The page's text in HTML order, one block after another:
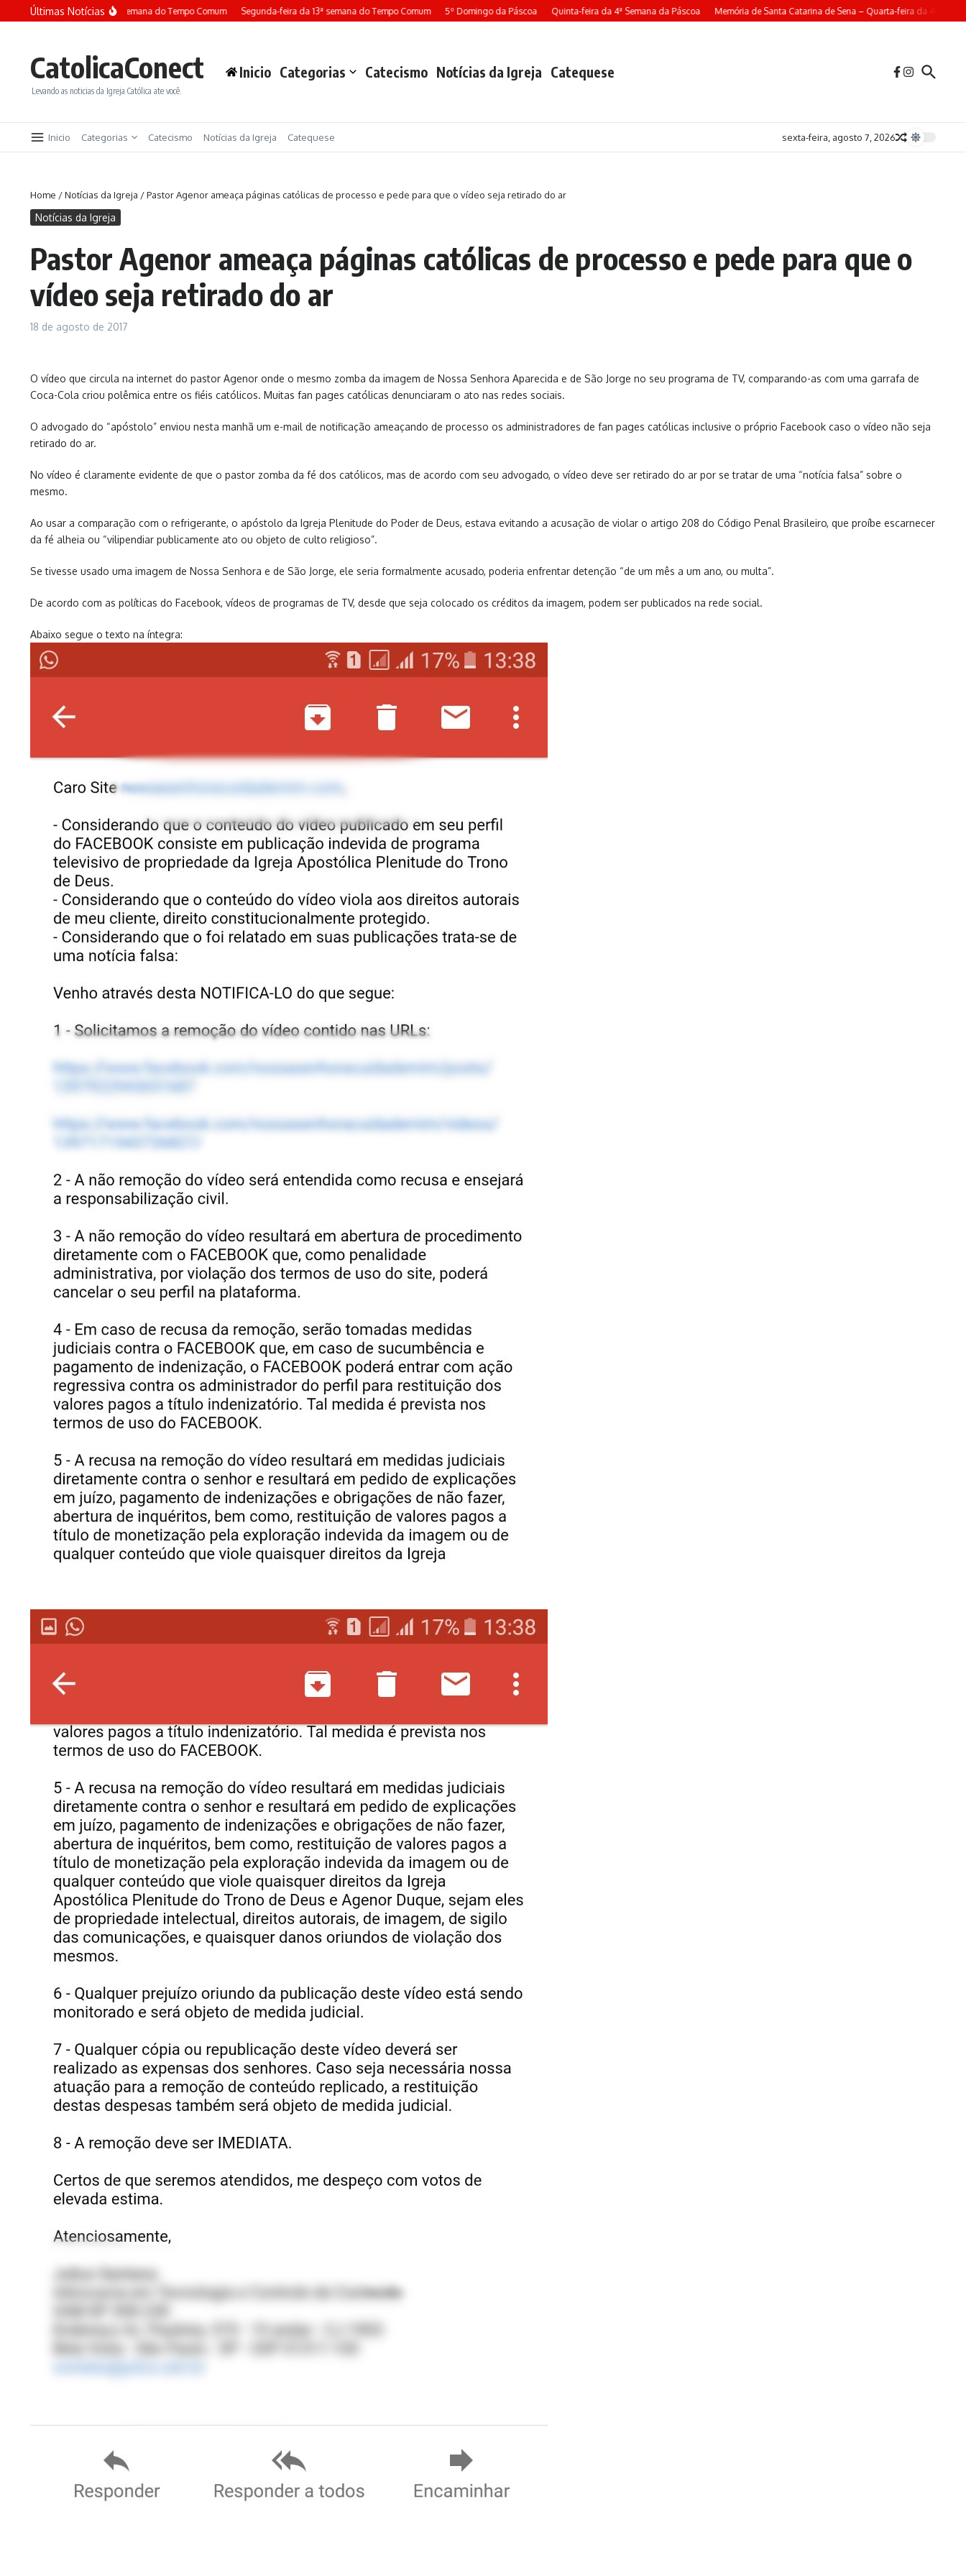
Ir para o conteúdo
Últimas Notícias
Terça-feira da 13ª semana do Tempo Comum Segunda-feira da 13ª semana do Tempo Comum 5º Domingo da Páscoa Quinta-feira da 4ª Semana da Páscoa Memória de Santa Catarina de Sena – Quarta-feira da 4ª Semana
CatolicaConect
Levando as noticias da Igreja Católica ate você.
Inicio Categorias Catecismo Notícias da Igreja Catequese
Inicio Categorias Catecismo Notícias da Igreja Catequese sexta-feira, agosto 7, 2026
Home /Notícias da Igreja /Pastor Agenor ameaça páginas católicas de processo e pede para que o vídeo seja retirado do ar
Notícias da Igreja
Pastor Agenor ameaça páginas católicas de processo e pede para que o
vídeo seja retirado do ar
18 de agosto de 2017
O vídeo que circula na internet do pastor Agenor onde o mesmo zomba da imagem de Nossa Senhora Aparecida e de São Jorge no seu programa de TV, comparando-as com uma garrafa de
Coca-Cola criou polêmica entre os fiéis católicos. Muitas fan pages católicas denunciaram o ato nas redes sociais.
O advogado do “apóstolo” enviou nesta manhã um e-mail de notificação ameaçando de processo os administradores de fan pages católicas inclusive o próprio Facebook caso o vídeo não seja
retirado do ar.
No vídeo é claramente evidente de que o pastor zomba da fé dos católicos, mas de acordo com seu advogado, o vídeo deve ser retirado do ar por se tratar de uma “notícia falsa” sobre o
mesmo.
Ao usar a comparação com o refrigerante, o apóstolo da Igreja Plenitude do Poder de Deus, estava evitando a acusação de violar o artigo 208 do Código Penal Brasileiro, que proíbe escarnecer
da fé alheia ou “vilipendiar publicamente ato ou objeto de culto religioso”.
Se tivesse usado uma imagem de Nossa Senhora e de São Jorge, ele seria formalmente acusado, poderia enfrentar detenção “de um mês a um ano, ou multa”.
De acordo com as políticas do Facebook, vídeos de programas de TV, desde que seja colocado os créditos da imagem, podem ser publicados na rede social.
Abaixo segue o texto na íntegra: